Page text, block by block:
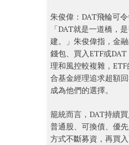
朱俊偉：DAT飛輪可
「DAT就是一道橋，
建。」朱俊偉指，金
錢包、買入ETF或
理和風控較複雜，
合基金經理追求超額
成為他們的選擇。
籠統而言，DAT持續
普通股、可換債、優
方式不斷募資，再買